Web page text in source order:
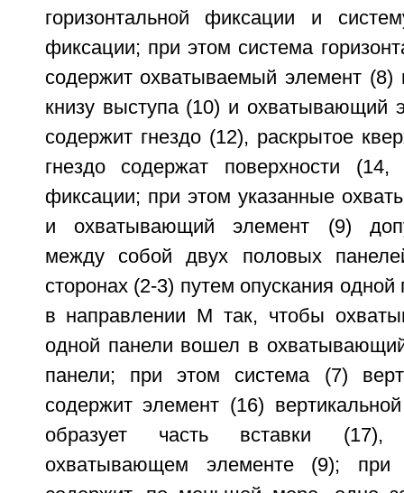
горизонтальной фиксации и
фиксации; при этом система
содержит охватываемый элемент (8)
книзу выступа (10) и охватывающий
содержит гнездо (12), раскрытое
гнездо содержат поверхности (14,
фиксации; при этом указанные
и охватывающий элемент (9)
между собой двух половых
сторонах (2-3) путем опускания
в направлении M так, чтобы
одной панели вошел в
панели; при этом система (7)
содержит элемент (16)
образует часть вставки
охватывающем элементе (9); при